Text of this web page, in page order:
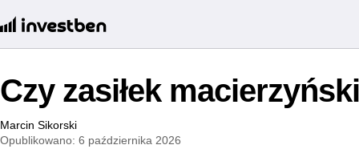
Czy zasiłek
Marcin Sikorski
Opublikowano: 6 października 2026